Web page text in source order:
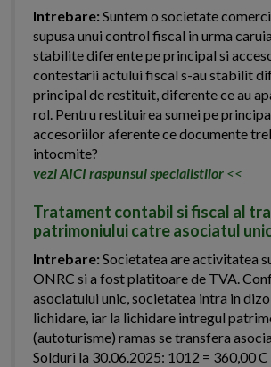
Intrebare:Suntem o societate
supusa unui control fiscal in urma
stabilite diferente pe principal si
contestarii actului fiscal s-au stabilit
principal de restituit, diferente ce au
rol. Pentru restituirea sumei pe
accesoriilor aferente ce documente
intocmite?
vezi AICI raspunsul specialistilor <<
Tratament contabil si fiscal al
patrimoniului catre asociatul
Intrebare:Societatea are activitatea
ONRC si a fost platitoare de TVA.
asociatului unic, societatea intra in
lichidare, iar la lichidare intregul
(autoturisme) ramas se transfera
Solduri la 30.06.2025: 1012 = 360,00